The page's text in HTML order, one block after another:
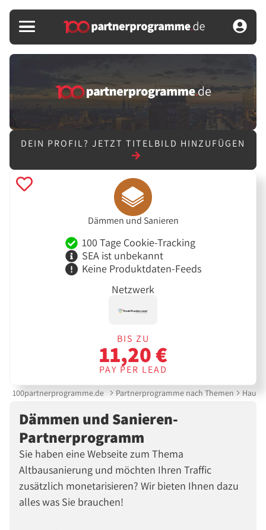
DEIN PROFIL? JETZT TITELBILD HINZUFÜGEN
Dämmen und Sanieren
100 Tage Cookie-Tracking
SEA ist unbekannt
Keine Produktdaten-Feeds
Netzwerk
BIS ZU
11,20 €
PAY PER LEAD
100partnerprogramme.de Partnerprogramme nach Themen
Dämmen und Sanieren-
Partnerprogramm
Sie haben eine Webseite zum Thema
Altbausanierung und möchten Ihren Traffic
zusätzlich monetarisieren? Wir bieten Ihnen dazu
alles was Sie brauchen!